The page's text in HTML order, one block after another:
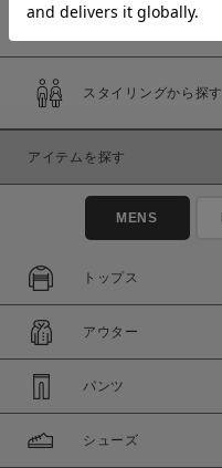
商品タイプ
通常商品
セール価格
在庫
在庫あり
予約商品
スタイリングから探す
アイテムを探す
MENS
トップス
アウター
パンツ
シューズ